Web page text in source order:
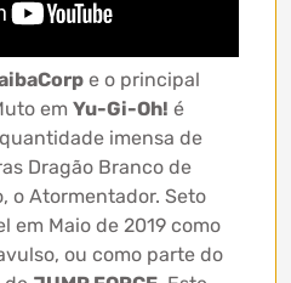
e o principal
em Yu-Gi-Oh! é
imensa de
Dragão Branco de
o Atormentador. Seto
em Maio de 2019 como
ou como parte do